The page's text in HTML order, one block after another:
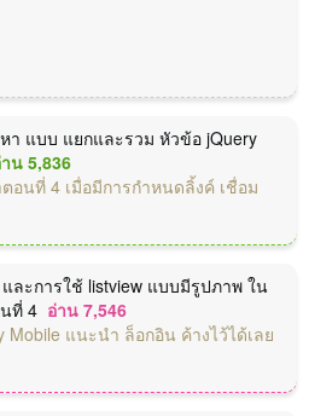
า แบบ แยกและรวม หัวข้อ jQuery
น 5,836
อนที่ 4 เมื่อมีการกำหนดลิ้งค์ เชื่อม
และการใช้ listview แบบมีรูปภาพ ใน
ที่ 4 อ่าน 7,546
Mobile แนะนำ ล็อกอิน ค้างไว้ได้เลย